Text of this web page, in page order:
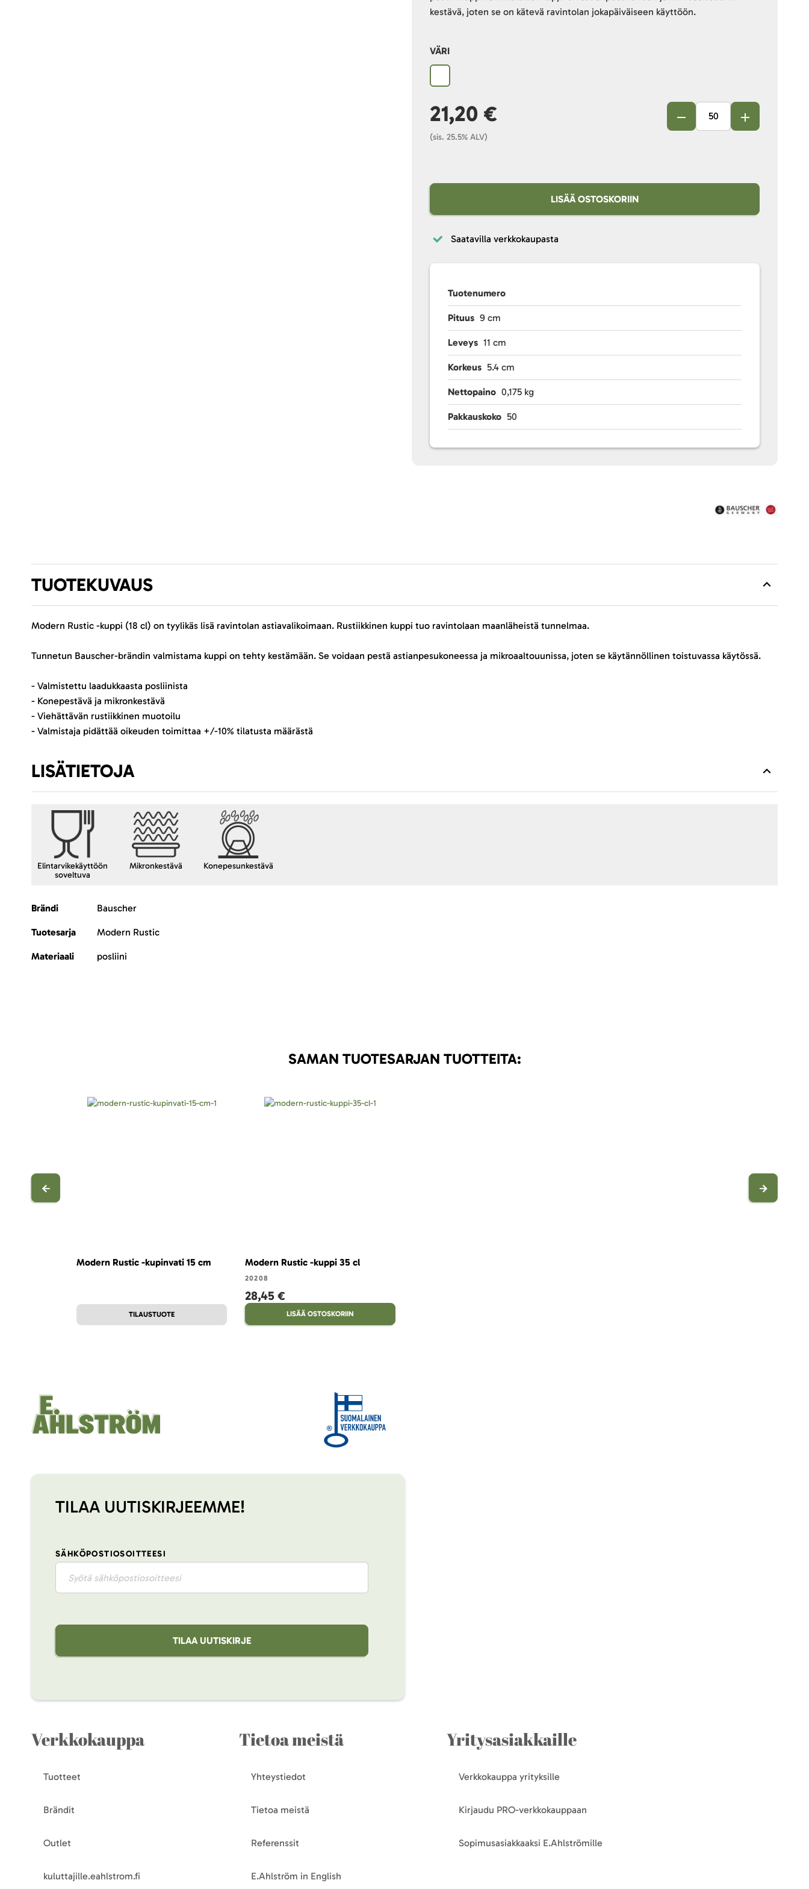
kestävä, joten se on kätevä ravintolan jokapäiväiseen käyttöön.
VÄRI
21,20 €
(sis. 25.5% ALV)
LISÄÄ OSTOSKORIIN
Saatavilla verkkokaupasta
Tuotenumero
Pituus 9 cm
Leveys 11 cm
Korkeus 5.4 cm
Nettopaino 0,175 kg
Pakkauskoko 50
TUOTEKUVAUS
Modern Rustic -kuppi (18 cl) on tyylikäs lisä ravintolan astiavalikoimaan. Rustiikkinen kuppi tuo ravintolaan maanläheistä tunnelmaa.
Tunnetun Bauscher-brändin valmistama kuppi on tehty kestämään. Se voidaan pestä astianpesukoneessa ja mikroaaltouunissa, joten se käytännöllinen toistuvassa käytössä.
- Valmistettu laadukkaasta posliinista
- Konepestävä ja mikronkestävä
- Viehättävän rustiikkinen muotoilu
- Valmistaja pidättää oikeuden toimittaa +/-10% tilatusta määrästä
LISÄTIETOJA
Elintarvikekäyttöön
soveltuva
Mikronkestävä Konepesunkestävä
Lisätietoja
Brändi Bauscher
Tuotesarja Modern Rustic
Materiaali posliini
SAMAN TUOTESARJAN TUOTTEITA:
Modern Rustic -kupinvati 15 cm
TILAUSTUOTE
Modern Rustic -kuppi 35 cl
20208
28,45 €
LISÄÄ OSTOSKORIIN
TILAA UUTISKIRJEEMME!
SÄHKÖPOSTIOSOITTEESI
TILAA UUTISKIRJE
Verkkokauppa
Tuotteet
Brändit
Outlet
kuluttajille.eahlstrom.fi
Tietoa meistä
Yhteystiedot
Tietoa meistä
Referenssit
E.Ahlström in English
Yritysasiakkaille
Verkkokauppa yrityksille
Kirjaudu PRO-verkkokauppaan
Sopimusasiakkaaksi E.Ahlströmille